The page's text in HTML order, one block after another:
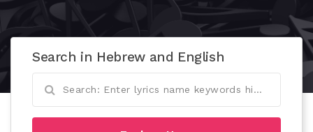
Search in Hebrew and English